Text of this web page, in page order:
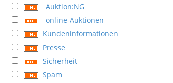
Auktion:NG
online-Auktionen
Kundeninformationen
Presse
Sicherheit
Spam